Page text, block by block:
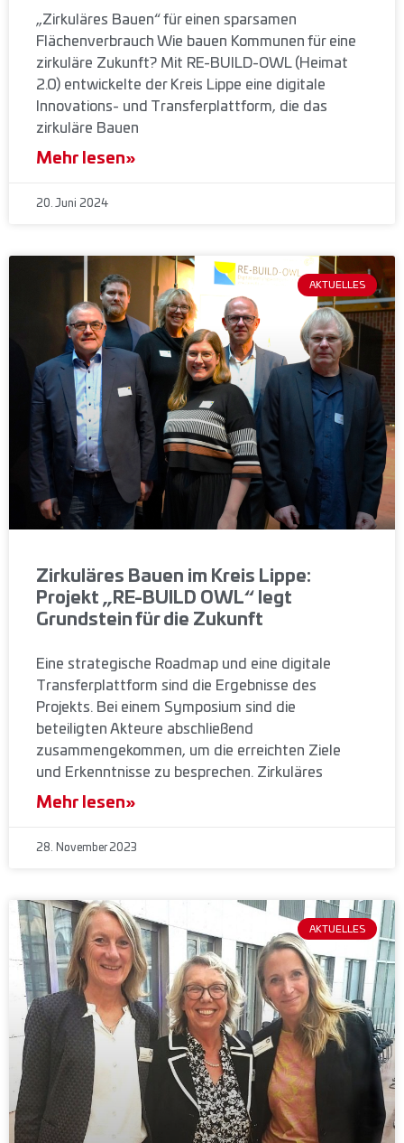
„Zirkuläres Bauen“ für einen sparsamen
Flächenverbrauch Wie bauen Kommunen für eine
zirkuläre Zukunft? Mit RE-BUILD-OWL (Heimat
2.0) entwickelte der Kreis Lippe eine digitale
Innovations- und Transferplattform, die das
zirkuläre Bauen
Mehr lesen»
20. Juni 2024
AKTUELLES
Zirkuläres Bauen im Kreis Lippe:
Projekt „RE-BUILD OWL“ legt
Grundstein für die Zukunft
Eine strategische Roadmap und eine digitale
Transferplattform sind die Ergebnisse des
Projekts. Bei einem Symposium sind die
beteiligten Akteure abschließend
zusammengekommen, um die erreichten Ziele
und Erkenntnisse zu besprechen. Zirkuläres
Mehr lesen»
28. November 2023
AKTUELLES